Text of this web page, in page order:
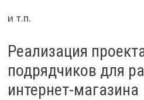
и т.п.
Реализация
подрядчиков для
интернет-магазина